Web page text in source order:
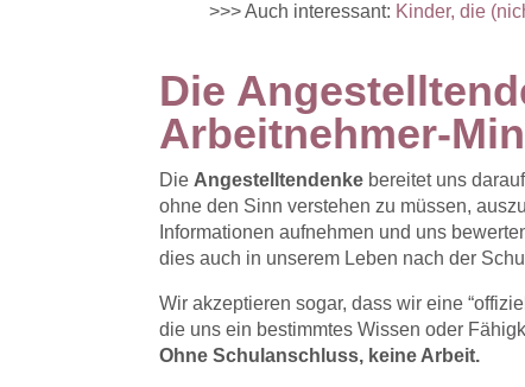
>>> Auch interessant: Kinder, die
Die
Arbeitnehmer-
Die Angestelltendenke bereitet uns
ohne den Sinn verstehen zu müssen,
Informationen aufnehmen und uns
dies auch in unserem Leben nach der
Wir akzeptieren sogar, dass wir eine
die uns ein bestimmtes Wissen oder
Ohne Schulanschluss, keine Arbeit.